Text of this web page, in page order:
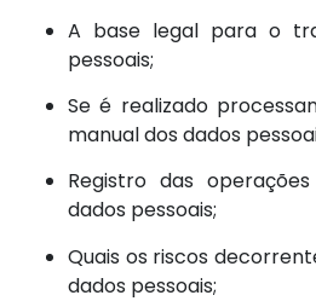
A base legal para o
pessoais;
Se é realizado
manual dos dados
Registro das
dados pessoais;
Quais os riscos
dados pessoais;